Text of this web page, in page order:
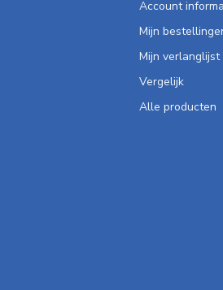
Account
Mijn
Mijn verlanglijst
Vergelijk
Alle producten